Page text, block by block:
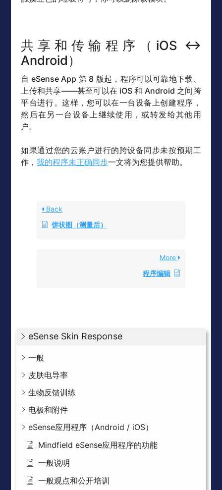
eSense Skin Response
一般
皮肤电导率
生物反馈训练
电极和附件
eSense应用程序（Android / iOS）
Mindfield eSense应用程序的功能
一般说明
一般观点和公开培训
共享和传输程序（iOS ↔
Android）
自 eSense App 第 8 版起，程序可以可靠地下载、
上传和共享——甚至可以在 iOS 和 Android 之间跨
平台进行。这样，您可以在一台设备上创建程序，
然后在另一台设备上继续使用，或转发给其他用
户。
如果通过您的云账户进行的跨设备同步未按预期工
作，我的程序未正确同步一文将为您提供帮助。
Back
饼状图（测量后）
More
程序编辑